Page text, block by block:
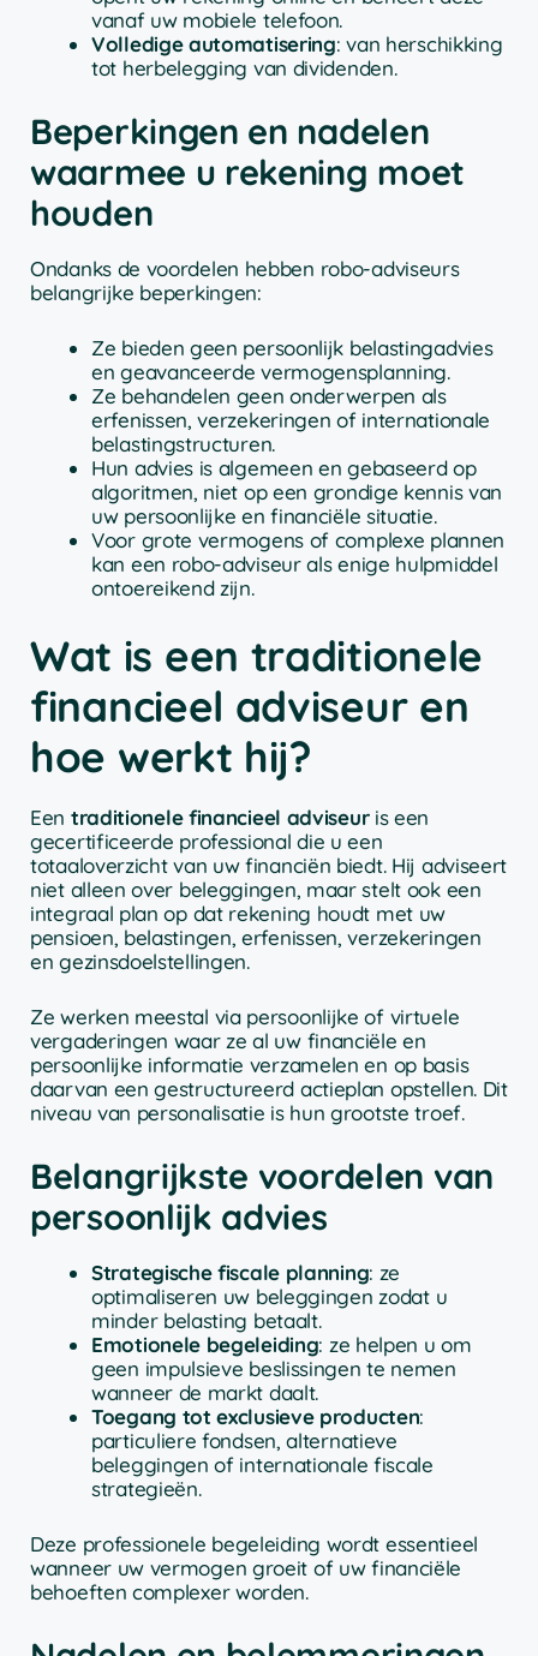
vanaf uw mobiele telefoon.
Volledige automatisering: van herschikking
tot herbelegging van dividenden.
Beperkingen en nadelen
waarmee u rekening moet
houden
Ondanks de voordelen hebben robo-adviseurs
belangrijke beperkingen:
Ze bieden geen persoonlijk belastingadvies
en geavanceerde vermogensplanning.
Ze behandelen geen onderwerpen als
erfenissen, verzekeringen of internationale
belastingstructuren.
Hun advies is algemeen en gebaseerd op
algoritmen, niet op een grondige kennis van
uw persoonlijke en financiële situatie.
Voor grote vermogens of complexe plannen
kan een robo-adviseur als enige hulpmiddel
ontoereikend zijn.
Wat is een traditionele
financieel adviseur en
hoe werkt hij?
Een traditionele financieel adviseuris een
gecertificeerde professional die u een
totaaloverzicht van uw financiën biedt. Hij adviseert
niet alleen over beleggingen, maar stelt ook een
integraal plan op dat rekening houdt met uw
pensioen, belastingen, erfenissen, verzekeringen
en gezinsdoelstellingen.
Ze werken meestal via persoonlijke of virtuele
vergaderingen waar ze al uw financiële en
persoonlijke informatie verzamelen en op basis
daarvan een gestructureerd actieplan opstellen. Dit
niveau van personalisatie is hun grootste troef.
Belangrijkste voordelen van
persoonlijk advies
Strategische fiscale planning: ze
optimaliseren uw beleggingen zodat u
minder belasting betaalt.
Emotionele begeleiding: ze helpen u om
geen impulsieve beslissingen te nemen
wanneer de markt daalt.
Toegang tot exclusieve producten:
particuliere fondsen, alternatieve
beleggingen of internationale fiscale
strategieën.
Deze professionele begeleiding wordt essentieel
wanneer uw vermogen groeit of uw financiële
behoeften complexer worden.